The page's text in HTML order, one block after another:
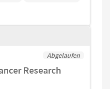
Abgelaufen
Research